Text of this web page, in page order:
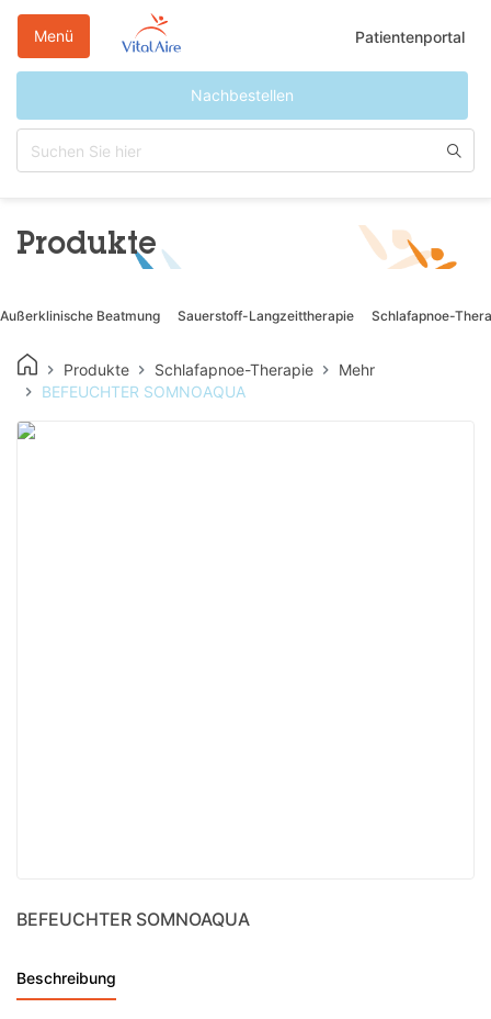
Patientenportal
Nachbestellen
Menü
Produkte
Außerklinische Beatmung Sauerstoff-Langzeittherapie Schlafapnoe-
Produkte Schlafapnoe-Therapie
Mehr
BEFEUCHTER SOMNOAQUA
BEFEUCHTER SOMNOAQUA
Beschreibung